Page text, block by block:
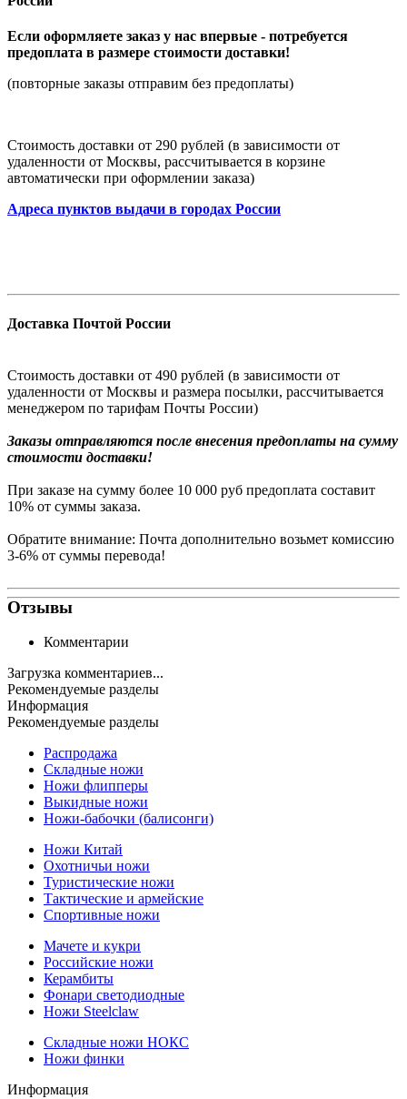
Если оформляете заказ у нас впервые - потребуется
предоплата в размере стоимости доставки!
(повторные заказы отправим без предоплаты)
Стоимость доставки от 290 рублей (в зависимости от
удаленности от Москвы, рассчитывается в корзине
автоматически при оформлении заказа)
Адреса пунктов выдачи в городах России
Доставка Почтой России
Стоимость доставки от 490 рублей (в зависимости от
удаленности от Москвы и размера посылки, рассчитывается
менеджером по тарифам Почты России)
Заказы отправляются после внесения предоплаты на сумму
стоимости доставки!
При заказе на сумму более 10 000 руб предоплата составит
10% от суммы заказа.
Обратите внимание: Почта дополнительно возьмет комиссию
3-6% от суммы перевода!
Отзывы
Комментарии
Загрузка комментариев...
Рекомендуемые разделы
Информация
Рекомендуемые разделы
Распродажа
Складные ножи
Ножи флипперы
Выкидные ножи
Ножи-бабочки (балисонги)
Ножи Китай
Охотничьи ножи
Туристические ножи
Тактические и армейские
Спортивные ножи
Мачете и кукри
Российские ножи
Керамбиты
Фонари светодиодные
Ножи Steelclaw
Складные ножи НОКС
Ножи финки
Информация